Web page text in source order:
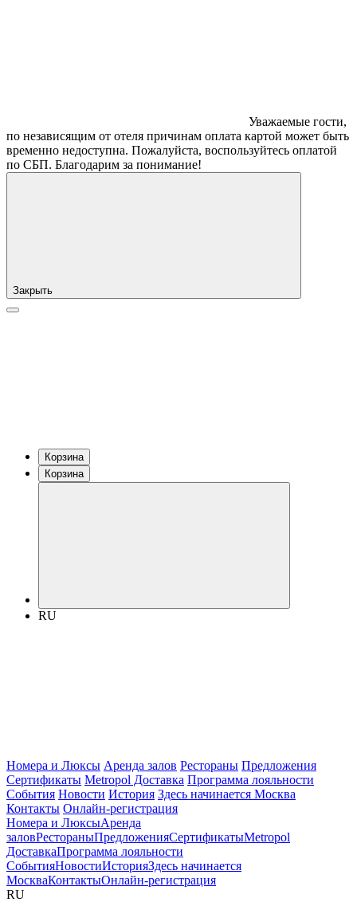
Уважаемые гости,
по независящим от отеля причинам оплата картой может быть
временно недоступна. Пожалуйста, воспользуйтесь оплатой
по СБП. Благодарим за понимание!
Закрыть
Корзина
Корзина
RU
Номера и Люксы Аренда залов Рестораны Предложения
Сертификаты Metropol Доставка Программа лояльности
События Новости История Здесь начинается Москва
Контакты Онлайн-регистрация
Номера и ЛюксыАренда
заловРестораныПредложенияСертификатыMetropol
ДоставкаПрограмма лояльности
СобытияНовостиИсторияЗдесь начинается
МоскваКонтактыОнлайн-регистрация
RU